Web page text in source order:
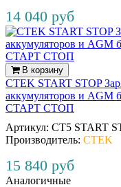
14 040 руб
В корзину
CTEK START STOP
аккумуляторов и AGM
СТАРТ СТОП
Артикул: CT5 START
Производитель: CTEK
15 840 руб
Аналогичные